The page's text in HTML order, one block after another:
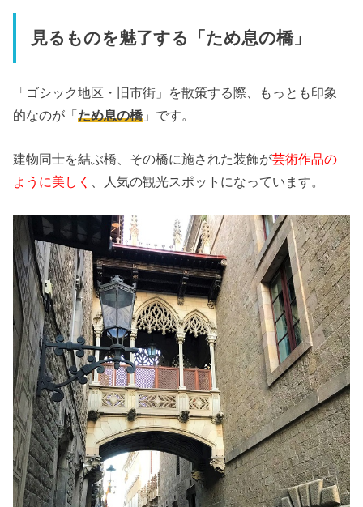
見るものを魅了する「ため息の橋」
「ゴシック地区・旧市街」を散策する際、もっとも印象
的なのが「ため息の橋」です。
建物同士を結ぶ橋、その橋に施された装飾が芸術作品の
ように美しく
、人気の観光スポットになっています。